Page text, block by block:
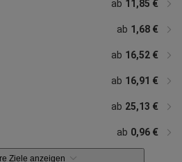
ab 11,85 €
ab 1,68 €
ab 16,52 €
ab 16,91 €
ab 25,13 €
ab 0,96 €
Ziele anzeigen